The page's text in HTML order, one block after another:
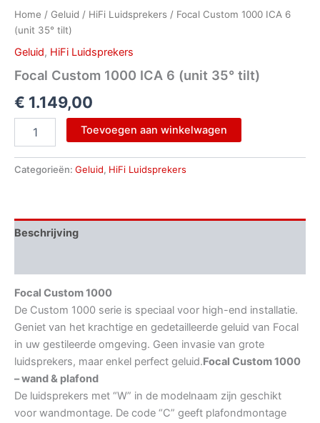
Home / Geluid / HiFi Luidsprekers / Focal Custom 1000 ICA 6
(unit 35° tilt)
Geluid, HiFi Luidsprekers
Focal Custom 1000 ICA 6 (unit 35° tilt)
€ 1.149,00
Toevoegen aan winkelwagen
Categorieën: Geluid, HiFi Luidsprekers
Beschrijving
Focal Custom 1000
De Custom 1000 serie is speciaal voor high-end installatie.
Geniet van het krachtige en gedetailleerde geluid van Focal
in uw gestileerde omgeving. Geen invasie van grote
luidsprekers, maar enkel perfect geluid.Focal Custom 1000
– wand & plafond
De luidsprekers met “W” in de modelnaam zijn geschikt
voor wandmontage. De code “C” geeft plafondmontage